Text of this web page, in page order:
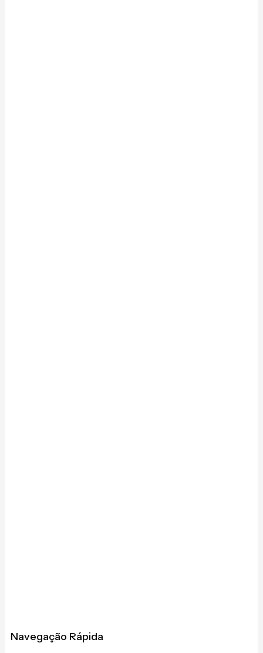
Navegação Rápida